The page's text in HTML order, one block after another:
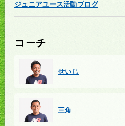
ジュニアユース活動ブログ
コーチ
せいじ
三角